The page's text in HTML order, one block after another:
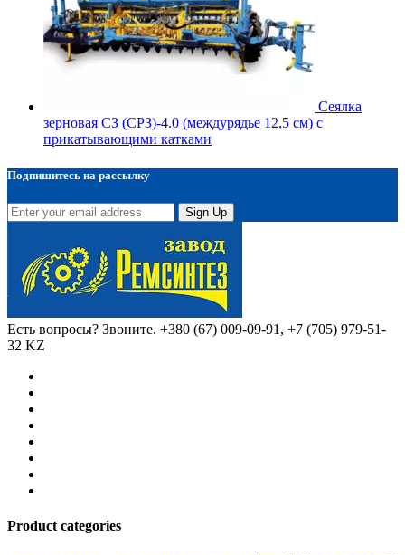
Сеялка
зерновая СЗ (СРЗ)-4.0 (междурядье 12,5 см) с
прикатывающими катками
Подпишитесь на рассылку
Sign Up
Есть вопросы? Звоните. +380 (67) 009-09-91, +7 (705) 979-51-
32 KZ
Product categories